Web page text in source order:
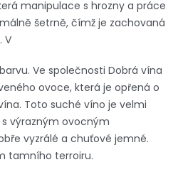
manipulace s hrozny a práce
šetrně, čímž je zachovaná
V
Ve společnosti Dobrá vína
ovoce, která je opřená o
Toto suché víno je velmi
výrazným ovocným
vyzrálé a chuťové jemné.
tamního terroiru.